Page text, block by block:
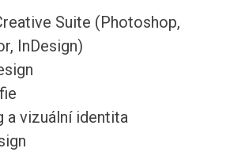
Suite (Photoshop,
InDesign)
a vizuální identita